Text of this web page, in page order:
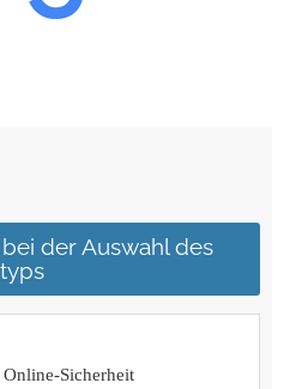
der Auswahl des
Sicherheit